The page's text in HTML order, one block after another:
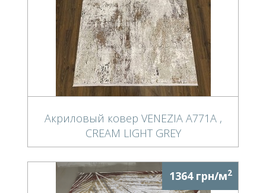
Акриловый ковер VENEZIA A771A ,
CREAM LIGHT GREY
1364 грн/м2